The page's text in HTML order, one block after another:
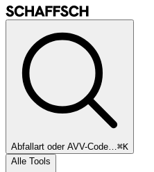
Abfallart oder AVV-Code…⌘K
Alle Tools